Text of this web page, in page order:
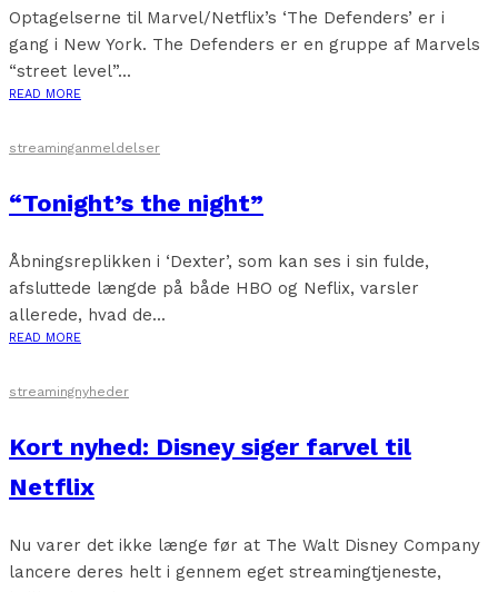
Optagelserne til Marvel/Netflix’s ‘The Defenders’ er i
gang i New York. The Defenders er en gruppe af Marvels
“street level”...
READ MORE
streaminganmeldelser
“Tonight’s the night”
Åbningsreplikken i ‘Dexter’, som kan ses i sin fulde,
afsluttede længde på både HBO og Neflix, varsler
allerede, hvad de...
READ MORE
streamingnyheder
Kort nyhed: Disney siger farvel til
Netflix
Nu varer det ikke længe før at The Walt Disney Company
lancere deres helt i gennem eget streamingtjeneste,